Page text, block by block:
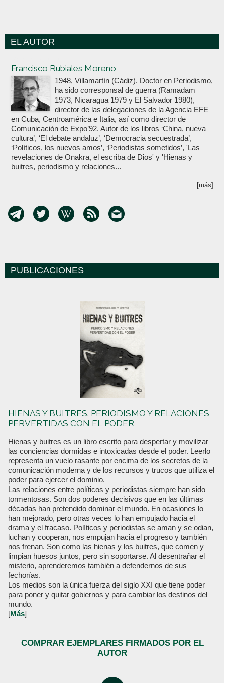
EL AUTOR
Francisco Rubiales Moreno
1948, Villamartín (Cádiz). Doctor en Periodismo,
ha sido corresponsal de guerra (Ramadam
1973, Nicaragua 1979 y El Salvador 1980),
director de las delegaciones de la Agencia EFE
en Cuba, Centroamérica e Italia, así como director de
Comunicación de Expo’92. Autor de los libros ‘China, nueva
cultura’, ‘El debate andaluz’, ‘Democracia secuestrada’,
‘Políticos, los nuevos amos’, ‘Periodistas sometidos’, 'Las
revelaciones de Onakra, el escriba de Dios' y 'Hienas y
buitres, periodismo y relaciones...
[más]
PUBLICACIONES
HIENAS Y BUITRES. PERIODISMO Y RELACIONES
PERVERTIDAS CON EL PODER
Hienas y buitres es un libro escrito para despertar y movilizar
las conciencias dormidas e intoxicadas desde el poder. Leerlo
representa un vuelo rasante por encima de los secretos de la
comunicación moderna y de los recursos y trucos que utiliza el
poder para ejercer el dominio.
Las relaciones entre políticos y periodistas siempre han sido
tormentosas. Son dos poderes decisivos que en las últimas
décadas han pretendido dominar el mundo. En ocasiones lo
han mejorado, pero otras veces lo han empujado hacia el
drama y el fracaso. Políticos y periodistas se aman y se odian,
luchan y cooperan, nos empujan hacia el progreso y también
nos frenan. Son como las hienas y los buitres, que comen y
limpian huesos juntos, pero sin soportarse. Al desentrañar el
misterio, aprenderemos también a defendernos de sus
fechorías.
Los medios son la única fuerza del siglo XXI que tiene poder
para poner y quitar gobiernos y para cambiar los destinos del
mundo.
[Más]
COMPRAR EJEMPLARES FIRMADOS POR EL
AUTOR